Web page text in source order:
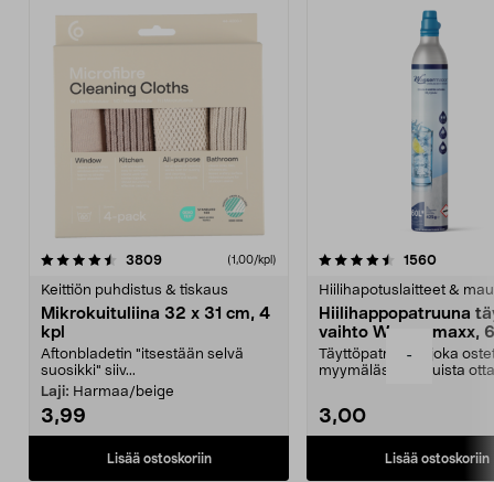
-
3809arvostelut (1,00/kpl)
Keittiön puhdistus & tiskaus
Mikrokuituliina 32 x 31 cm, 4
kpl
Aftonbladetin "itsestään selvä
suosikki" siiv...
Laji: Harmaa/beige
3,99
Lisää ostoskoriin
4.5viidestä
1560
Hiilihapotuslaitteet &
Hiilihappopatruuna
vaihto Wassermaxx,
Täyttöpatruuna, joka
myymälästä – muista
3,00
Lisää ostoskoriin
4.5viidestä